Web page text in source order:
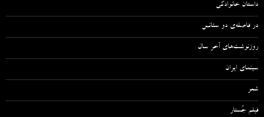
داستان خانوادگی
در فاصله‌ی دو سئانس
روزنوشت‌های آخر سال
سینمای ایران
شعر
فیلم جُستار